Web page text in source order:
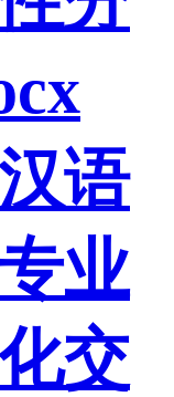
语
业
交